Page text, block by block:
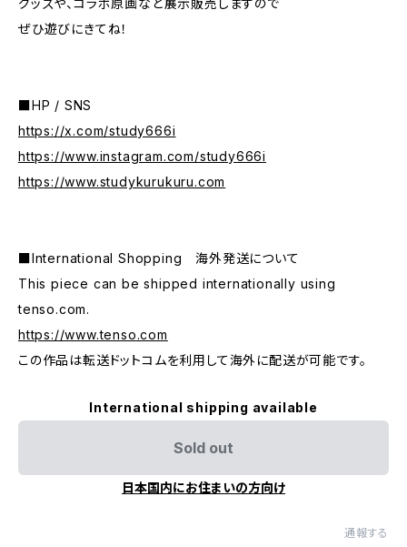
グッズや、コラボ原画など展示販売しますので
ぜひ遊びにきてね！
■HP / SNS
https://x.com/study666i
https://www.instagram.com/study666i
https://www.studykurukuru.com
■International Shopping 海外発送について
This piece can be shipped internationally using
tenso.com.
https://www.tenso.com
この作品は転送ドットコムを利用して海外に配送が可能です。
International shipping available
Sold out
日本国内にお住まいの方向け
通報する